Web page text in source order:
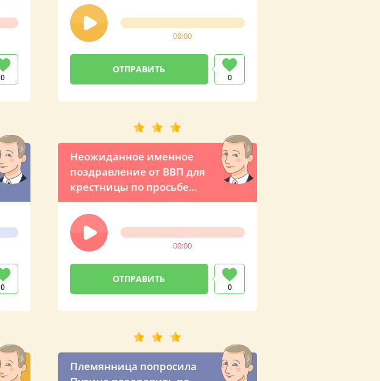
0
00:00
0
0
Неожиданное именное
поздравление от ВВП для
крестницы по просьбе
крёстной мамы
00:00
0
Племянница попросила